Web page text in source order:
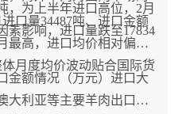
，为上半年进口高位，2月
素影响，进口量跌至17834
口量34487吨、进口金额
最高，进口均价相对偏
月度均价波动贴合国际货
金额情况（万元）进口大
大利亚等主要羊肉出口国